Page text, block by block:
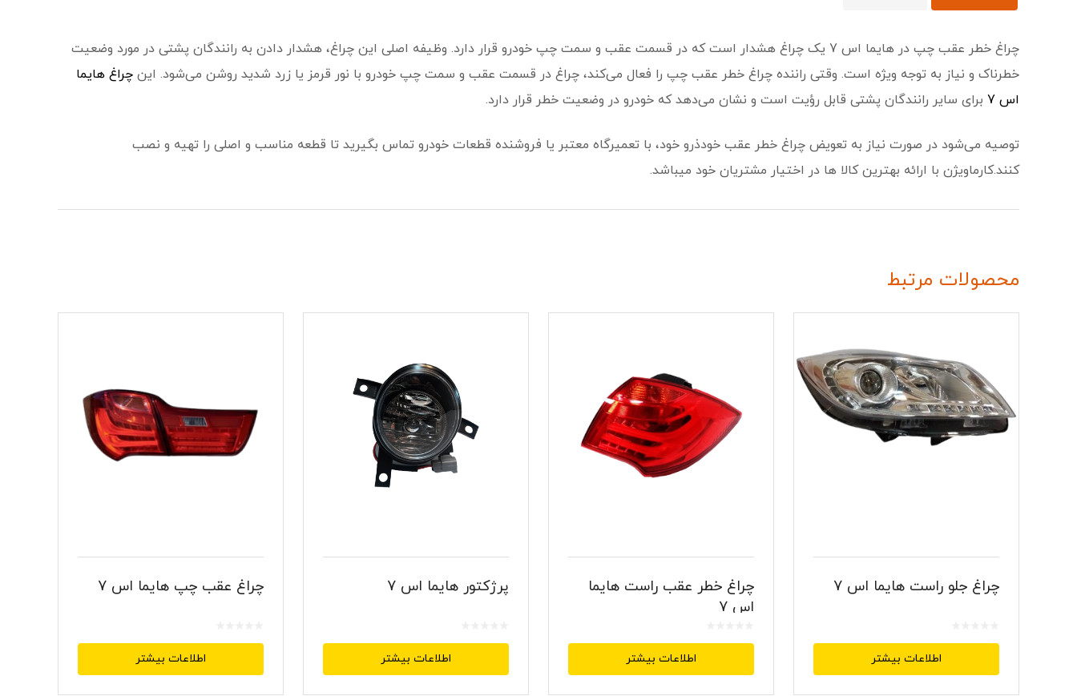
چراغ خطر عقب چپ در هایما اس 7 یک چراغ هشدار است که در قسمت عقب و سمت چپ خودرو قرار دارد. وظیفه اصلی این چراغ، هشدار دادن به رانندگان پشتی در مورد وضعیت
خطرناک و نیاز به توجه ویژه است. وقتی راننده چراغ خطر عقب چپ را فعال می‌کند، چراغ در قسمت عقب و سمت چپ خودرو با نور قرمز یا زرد شدید روشن می‌شود. این چراغ هایما
اس 7
برای سایر رانندگان پشتی قابل رؤیت است و نشان می‌دهد که خودرو در وضعیت خطر قرار دارد.
توصیه می‌شود در صورت نیاز به تعویض چراغ خطر عقب خودذرو خود، با تعمیرگاه معتبر یا فروشنده قطعات خودرو تماس بگیرید تا قطعه مناسب و اصلی را تهیه و نصب
کنند.کارماویژن با ارائه بهترین کالا ها در اختیار مشتریان خود میباشد.
محصولات مرتبط
چراغ عقب چپ هایما اس 7
اطلاعات بیشتر
پرژکتور هایما اس 7
اطلاعات بیشتر
چراغ خطر عقب راست هایما
اس 7
اطلاعات بیشتر
چراغ جلو راست هایما اس 7
اطلاعات بیشتر